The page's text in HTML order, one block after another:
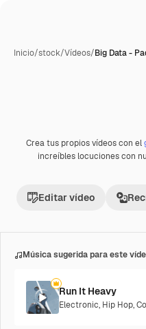
Inicio/stock/Vídeos/Big Data -
Premium
Crea tus propios vídeos con el
increíbles locuciones con
Editar vídeo
Música sugerida para este
Run It Heavy
Electronic, Hip Hop,